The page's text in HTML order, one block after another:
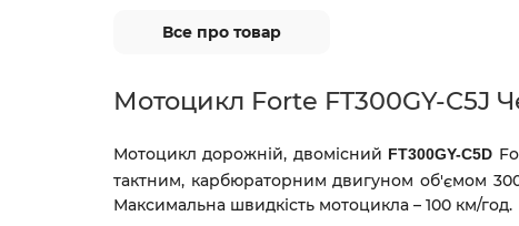
Все про товар
Мотоцикл Forte FT300GY-C5J
Мотоцикл дорожній, двомісний FT300GY-C5D
тактним, карбюраторним двигуном об'ємом 300
Максимальна швидкість мотоцикла – 100 км/год.